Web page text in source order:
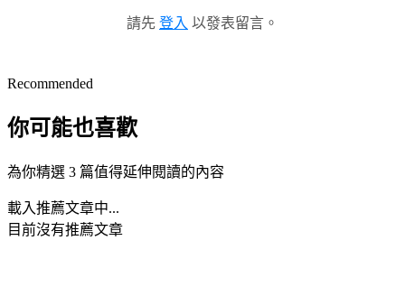
請先 登入 以發表留言。
Recommended
你可能也喜歡
為你精選 3 篇值得延伸閱讀的內容
載入推薦文章中...
目前沒有推薦文章